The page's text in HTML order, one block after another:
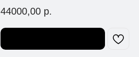
44000,00 р.